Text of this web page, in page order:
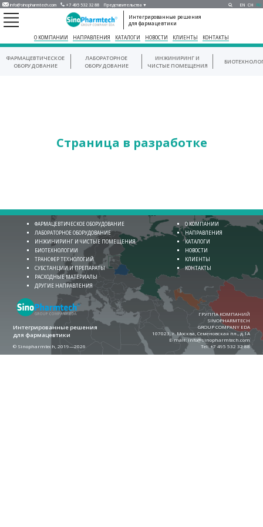
info@sinopharmtech.com +7 495 532 32 88 Представительства ▼ EN CH RU
Интегрированные решения
для фармацевтики
О КОМПАНИИ НАПРАВЛЕНИЯ КАТАЛОГИ НОВОСТИ КЛИЕНТЫ КОНТАКТЫ
ФАРМАЦЕВТИЧЕСКОЕ
ОБОРУДОВАНИЕ
ЛАБОРАТОРНОЕ
ОБОРУДОВАНИЕ
ИНЖИНИРИНГ И
ЧИСТЫЕ ПОМЕЩЕНИЯ
Страница в разработке
Интегрированные решения
для фармацевтики
© Sinopharmtech, 2019—2026
ФАРМАЦЕВТИЧЕСКОЕ ОБОРУДОВАНИЕ
ЛАБОРАТОРНОЕ ОБОРУДОВАНИЕ
ИНЖИНИРИНГ И ЧИСТЫЕ ПОМЕЩЕНИЯ
БИОТЕХНОЛОГИИ
ТРАНСФЕР ТЕХНОЛОГИЙ
СУБСТАНЦИИ И ПРЕПАРАТЫ
РАСХОДНЫЕ МАТЕРИАЛЫ
ДРУГИЕ НАПРАВЛЕНИЯ
О КОМПАНИИ
НАПРАВЛЕНИЯ
КАТАЛОГИ
НОВОСТИ
КЛИЕНТЫ
КОНТАКТЫ
ГРУППА КОМПАНИЙ
SINOPHARMTECH
GROUP COMPANY EDA
107023, г. Москва, Семеновская пл., д.1А
E-mail:info@sinopharmtech.com
Теl:+7 495 532 32 88